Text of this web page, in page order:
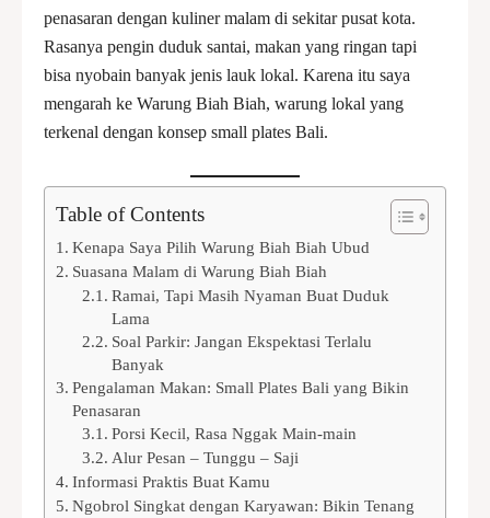
penasaran dengan kuliner malam di sekitar pusat kota.
Rasanya pengin duduk santai, makan yang ringan tapi
bisa nyobain banyak jenis lauk lokal. Karena itu saya
mengarah ke Warung Biah Biah, warung lokal yang
terkenal dengan konsep small plates Bali.
Table of Contents
Kenapa Saya Pilih Warung Biah Biah Ubud
Suasana Malam di Warung Biah Biah
Ramai, Tapi Masih Nyaman Buat Duduk
Lama
Soal Parkir: Jangan Ekspektasi Terlalu
Banyak
Pengalaman Makan: Small Plates Bali yang Bikin
Penasaran
Porsi Kecil, Rasa Nggak Main-main
Alur Pesan – Tunggu – Saji
Informasi Praktis Buat Kamu
Ngobrol Singkat dengan Karyawan: Bikin Tenang